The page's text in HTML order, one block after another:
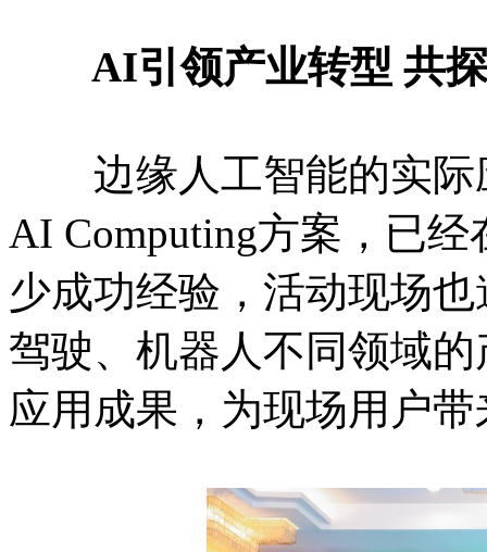
AI引领产业转型 共探
边缘人工智能的实际
AI Computing方案，已
少成功经验，活动现场
驾驶、机器人不同领域
应用成果，为现场用户